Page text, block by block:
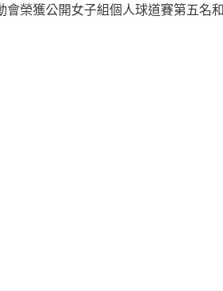
榮獲公開女子組個人球道賽第五名